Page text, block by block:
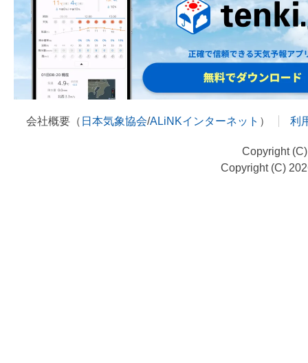
会社概要（ 日本気象協会/ALiNKインターネット ） 利
Copyright
Copyright (C)